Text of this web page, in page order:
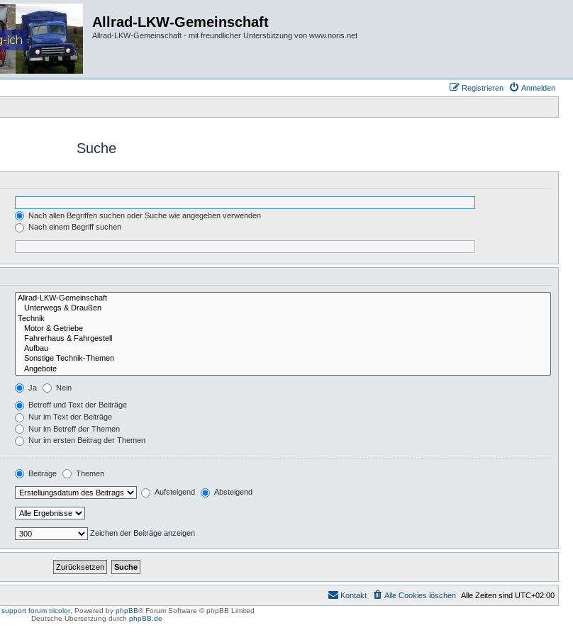
Allrad-LKW-Gemeinschaft
Allrad-LKW-Gemeinschaft - mit freundlicher Unterstützung von www.noris.net
Anmelden
Registrieren
Suche
Nach allen Begriffen suchen oder Suche wie angegeben verwenden
Nach einem Begriff suchen
Ja Nein
Betreff und Text der Beiträge
Nur im Text der Beiträge
Nur im Betreff der Themen
Nur im ersten Beitrag der Themen
Beiträge Themen
Aufsteigend Absteigend
Zeichen der Beiträge anzeigen
Alle Zeiten sind UTC+02:00
Alle Cookies löschen
Kontakt
support forum tricolor, Powered by phpBB® Forum Software © phpBB Limited
Deutsche Übersetzung durch phpBB.de